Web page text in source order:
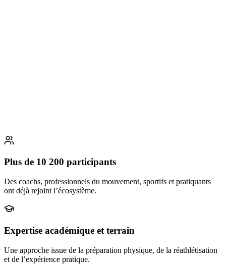
Plus de 10 200 participants
Des coachs, professionnels du mouvement, sportifs et pratiquants
ont déjà rejoint l’écosystème.
Expertise académique et terrain
Une approche issue de la préparation physique, de la réathlétisation
et de l’expérience pratique.